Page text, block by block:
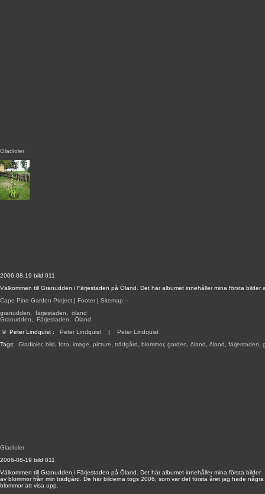
2006-08-19 bild 011
Välkommen till Granudden i Färjestaden på Öland. Det här albumet innehåller mina första
Cape Pine Garden Project | Footer | Sitemap -
granudden
färjestaden
öland
Granudden
Färjestaden
Öland
© Peter Lindquist : Peter Lindquist | Peter Lindquist
Tags: Gladioler, bild foto image picture trädgård blommor, garden öland öland färjestaden
Gladioler
Gladioler
2006-08-19 bild 011
Välkommen till Granudden i Färjestaden på Öland. Det här albumet innehåller mina första bilder
av blommor från min trädgård. De här bilderna togs 2006, som var det första året jag hade några
blommor att visa upp.